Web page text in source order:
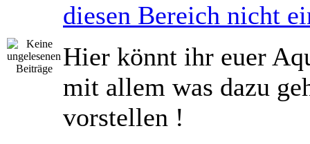
diesen Bereich nicht
Hier könnt ihr euer
mit allem was dazu
vorstellen !